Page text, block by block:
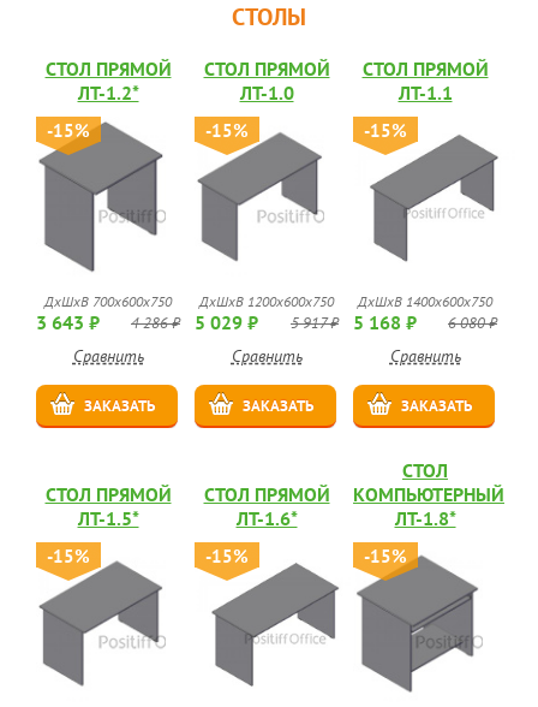
СТОЛЫ
СТОЛ ПРЯМОЙ
ЛТ-1.2*
-15%
ДхШхВ 700х600х750
3 643 ₽ 4 286 ₽
Сравнить
ЗАКАЗАТЬ
СТОЛ ПРЯМОЙ
ЛТ-1.0
-15%
ДхШхВ 1200х600х750
5 029 ₽ 5 917 ₽
Сравнить
ЗАКАЗАТЬ
СТОЛ ПРЯМОЙ
ЛТ-1.1
-15%
ДхШхВ 1400х600х750
5 168 ₽ 6 080 ₽
Сравнить
ЗАКАЗАТЬ
СТОЛ ПРЯМОЙ
ЛТ-1.5*
-15%
СТОЛ ПРЯМОЙ
ЛТ-1.6*
-15%
СТОЛ
КОМПЬЮТЕРНЫЙ
ЛТ-1.8*
-15%